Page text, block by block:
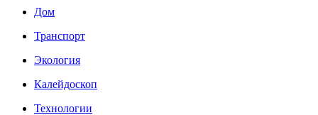
Дом
Транспорт
Экология
Калейдоскоп
Технологии